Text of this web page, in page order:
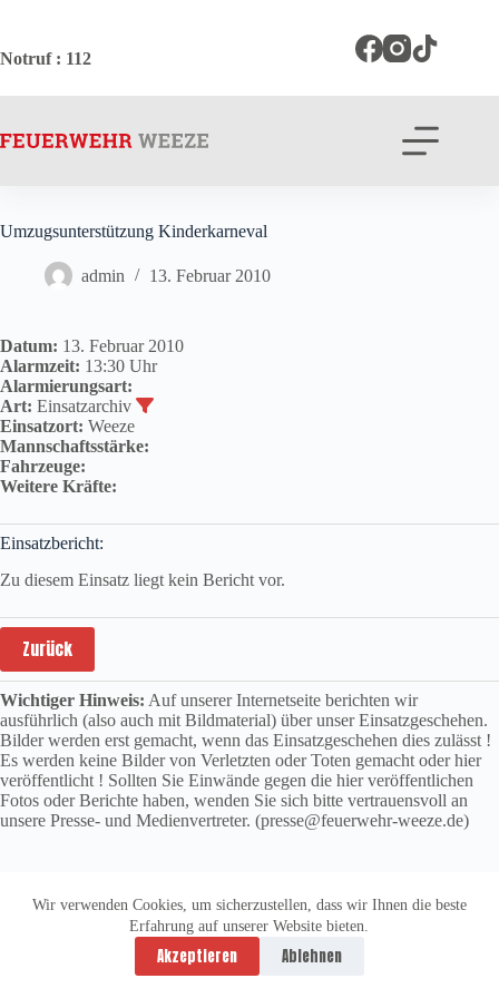
springen
Wir verwenden Cookies, um sicherzustellen, dass wir Ihnen die beste
Erfahrung auf unserer Website bieten.
Akzeptieren Ablehnen
Notruf: 112
Umzugsunterstützung Kinderkarneval
admin 13. Februar 2010
Datum: 13. Februar 2010
Alarmzeit: 13:30 Uhr
Alarmierungsart:
Art: Einsatzarchiv
Einsatzort: Weeze
Mannschaftsstärke:
Fahrzeuge:
Weitere Kräfte:
Einsatzbericht:
Zu diesem Einsatz liegt kein Bericht vor.
Zurück
Wichtiger Hinweis: Auf unserer Internetseite berichten wir
ausführlich (also auch mit Bildmaterial) über unser Einsatzgeschehen.
Bilder werden erst gemacht, wenn das Einsatzgeschehen dies zulässt !
Es werden keine Bilder von Verletzten oder Toten gemacht oder hier
veröffentlicht ! Sollten Sie Einwände gegen die hier veröffentlichen
Fotos oder Berichte haben, wenden Sie sich bitte vertrauensvoll an
unsere Presse- und Medienvertreter. (presse@feuerwehr-weeze.de)
Datenschutzerklärung
Impressum
Copyright © 2026 -
vitolution